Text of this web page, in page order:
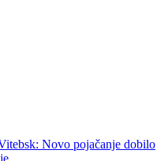
očekivanja i dodatni
gostiju